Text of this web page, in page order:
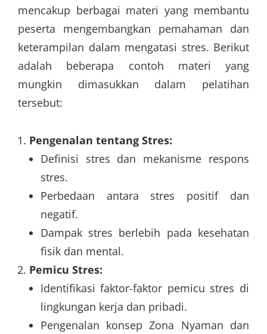
mencakup berbagai materi yang membantu
peserta mengembangkan pemahaman dan
keterampilan dalam mengatasi stres. Berikut
adalah beberapa contoh materi yang
mungkin dimasukkan dalam pelatihan
tersebut:
Pengenalan tentang Stres:
Definisi stres dan mekanisme respons
stres.
Perbedaan antara stres positif dan
negatif.
Dampak stres berlebih pada kesehatan
fisik dan mental.
Pemicu Stres:
Identifikasi faktor-faktor pemicu stres di
lingkungan kerja dan pribadi.
Pengenalan konsep Zona Nyaman dan